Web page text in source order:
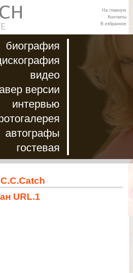
биография
видео
версии
интервью
автографы
гостевая
На главную
Контакты
В избранное
URL.1